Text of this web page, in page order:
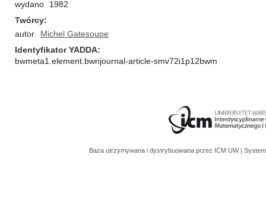
wydano
1982
Twórcy
autor
Michel Gatesoupe
Identyfikator YADDA
bwmeta1.element.bwnjournal-article-smv72i1p12bwm
Baza utrzymywana i dystrybuowana przez ICM UW |